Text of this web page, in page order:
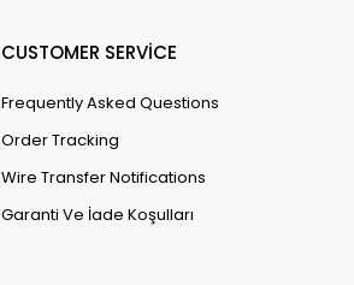
CUSTOMER SERVİCE
Frequently Asked Questions
Order Tracking
Wire Transfer Notifications
Garanti Ve İade Koşulları